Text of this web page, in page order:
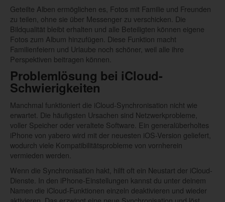
Geteilte Alben ermöglichen es, Fotos mit Familie und Freunden
zu teilen, ohne sie über Messenger zu verschicken. Die
Bildqualität bleibt erhalten und alle Beteiligten können eigene
Fotos zum Album hinzufügen. Diese Funktion macht
Familienfeiern und Urlaube noch schöner, weil alle ihre
Perspektiven beitragen können.
Problemlösung bei iCloud-
Schwierigkeiten
Manchmal funktioniert die iCloud-Synchronisation nicht wie
erwartet. Die häufigsten Ursachen sind Netzwerkprobleme,
voller Speicher oder veraltete Software. Ein generalüberholtes
iPhone von yabero wird mit der neuesten iOS-Version geliefert,
wodurch viele Kompatibilitätsprobleme von vornherein
vermieden werden.
Wenn die Synchronisation hakt, hilft oft ein Neustart der iCloud-
Dienste. In den iPhone-Einstellungen kannst du unter deinem
Namen die iCloud-Funktionen einzeln deaktivieren und wieder